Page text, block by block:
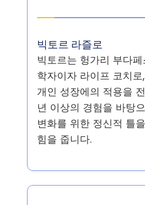
빅토르 라즐로
빅토르는 헝가리 부다
학자이자 라이프 코치
개인 성장에의 적용을
년 이상의 경험을 바탕
변화를 위한 정신적 틀
힘을 줍니다.